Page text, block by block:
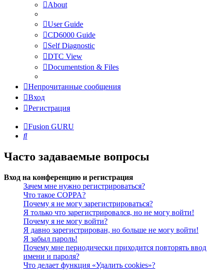
About
User Guide
CD6000 Guide
Self Diagnostic
DTC View
Documentstion & Files
Непрочитанные сообщения
Вход
Регистрация
Fusion GURU
Поиск
Часто задаваемые вопросы
Вход на конференцию и регистрация
Зачем мне нужно регистрироваться?
Что такое COPPA?
Почему я не могу зарегистрироваться?
Я только что зарегистрировался, но не могу войти!
Почему я не могу войти?
Я давно зарегистрирован, но больше не могу войти!
Я забыл пароль!
Почему мне периодически приходится повторять ввод
имени и пароля?
Что делает функция «Удалить cookies»?